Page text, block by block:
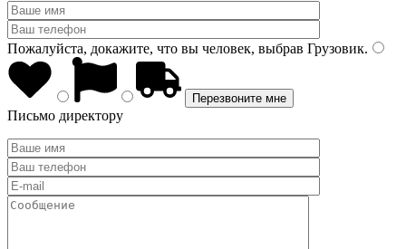
Пожалуйста, докажите, что вы человек, выбрав Грузовик.
Письмо директору